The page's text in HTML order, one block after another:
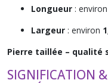
Longueur : environ
Largeur : environ
Pierre taillée – qualité
SIGNIFICATION